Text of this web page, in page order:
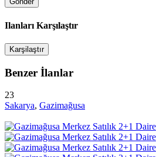
Ilanları Karşılaştır
Karşilaştır
Benzer İlanlar
23
Sakarya, Gazimağusa